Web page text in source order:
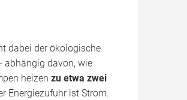
dabei der ökologische
abhängig davon, wie
heizen zu etwa zwei
Energiezufuhr ist Strom.